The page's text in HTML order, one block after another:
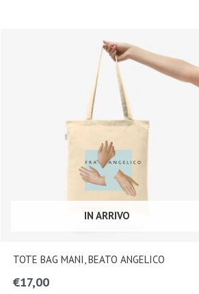
IN ARRIVO
TOTE BAG MANI, BEATO ANGELICO
€17,00